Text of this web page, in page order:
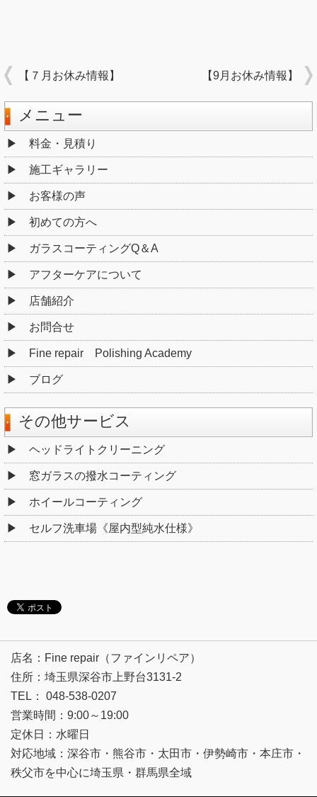
【７月お休み情報】 【9月お休み情報】
メニュー
料金・見積り
施工ギャラリー
お客様の声
初めての方へ
ガラスコーティングQ＆A
アフターケアについて
店舗紹介
お問合せ
Fine repair Polishing Academy
ブログ
その他サービス
ヘッドライトクリーニング
窓ガラスの撥水コーティング
ホイールコーティング
セルフ洗車場《屋内型純水仕様》
店名：Fine repair（ファインリペア）
住所：埼玉県深谷市上野台3131-2
TEL： 048-538-0207
営業時間：9:00～19:00
定休日：水曜日
対応地域：深谷市・熊谷市・太田市・伊勢崎市・本庄市・
秩父市を中心に埼玉県・群馬県全域